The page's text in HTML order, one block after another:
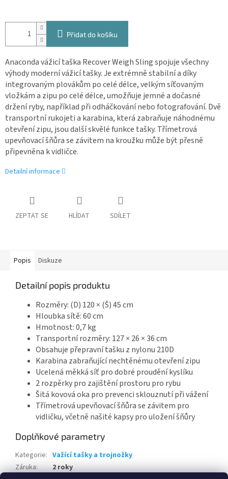
Přidat do košíku
Anaconda vážicí taška Recover Weigh Sling spojuje všechny
výhody moderní vážicí tašky. Je extrémně stabilní a díky
integrovaným plovákům po celé délce, velkým síťovaným
vložkám a zipu po celé délce, umožňuje jemné a dočasné
držení ryby, například při odháčkování nebo fotografování. Dvě
transportní rukojeti a karabina, která zabraňuje náhodnému
otevření zipu, jsou další skvělé funkce tašky. Třímetrová
upevňovací šňůra se závitem na kroužku může být přesně
připevněna k vidličce.
Detailní informace
ZEPTAT SE HLÍDAT SDÍLET
Popis Diskuze
Detailní popis produktu
Rozměry: (D) 120 × (Š) 45 cm
Hloubka sítě: 60 cm
Hmotnost: 0,7 kg
Transportní rozměry: 127 × 26 × 36 cm
Obsahuje přepravní tašku z nylonu 210D
Karabina zabraňující nechtěnému otevření zipu
Ucelená měkká síť pro dobré proudění kyslíku
2 rozpěrky pro zajištění prostoru pro rybu
Šitá kovová oka pro prevenci sklouznutí při vážení
Třímetrová upevňovací šňůra se závitem pro
vidličku, včetně našité kapsy pro uložení šňůry
Doplňkové parametry
Kategorie: Važící tašky a trojnožky
Záruka:
2 roky